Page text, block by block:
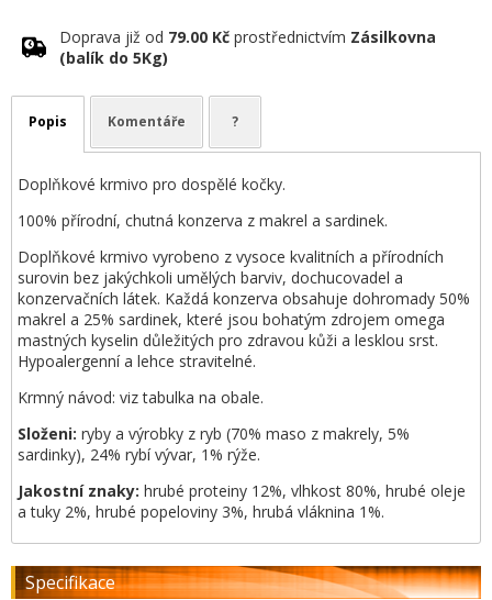
Doprava již od 79.00 Kč prostřednictvím Zásilkovna
(balík do 5Kg)
Popis Komentáře ?
Doplňkové krmivo pro dospělé kočky.
100% přírodní, chutná konzerva z makrel a sardinek.
Doplňkové krmivo vyrobeno z vysoce kvalitních a přírodních
surovin bez jakýchkoli umělých barviv, dochucovadel a
konzervačních látek. Každá konzerva obsahuje dohromady 50%
makrel a 25% sardinek, které jsou bohatým zdrojem omega
mastných kyselin důležitých pro zdravou kůži a lesklou srst.
Hypoalergenní a lehce stravitelné.
Krmný návod: viz tabulka na obale.
Složeni: ryby a výrobky z ryb (70% maso z makrely, 5%
sardinky), 24% rybí vývar, 1% rýže.
Jakostní znaky: hrubé proteiny 12%, vlhkost 80%, hrubé oleje
a tuky 2%, hrubé popeloviny 3%, hrubá vláknina 1%.
Specifikace